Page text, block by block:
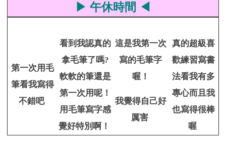
▶ 午休時間 ◀
第一次用毛
筆看我寫得
不錯吧
看到我認真的
拿毛筆了嗎?
軟軟的筆還是
第一次用呢！
用毛筆寫字感
覺好特別啊！
這是我第一次
寫的毛筆字
喔！
我覺得自己好
厲害
真的超級喜
歡練習寫書
法看我有多
專心而且我
也寫得很棒
喔